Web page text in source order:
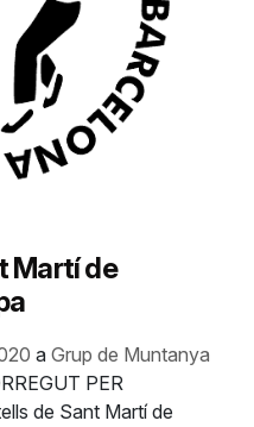
Martí de
a Grup de Muntanya
PER
de Sant Martí de